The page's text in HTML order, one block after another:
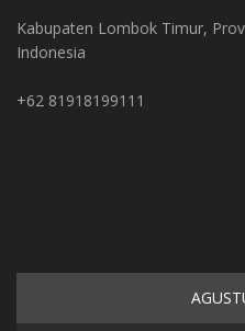
Kabupaten Lombok Timur,
Indonesia
+62 81918199111